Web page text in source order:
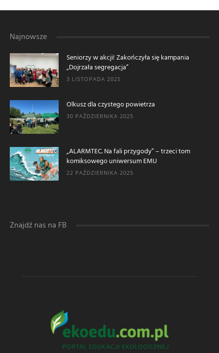
Najnowsze
Seniorzy w akcji! Zakończyła się kampania
„Dojrzała segregacja”
3 LISTOPADA 2025
Olkusz dla czystego powietrza
30 PAŹDZIERNIKA 2025
„ALARMTEC. Na fali przygody” – trzeci tom
komiksowego uniwersum EMU
22 PAŹDZIERNIKA 2025
Znajdź nas na FB